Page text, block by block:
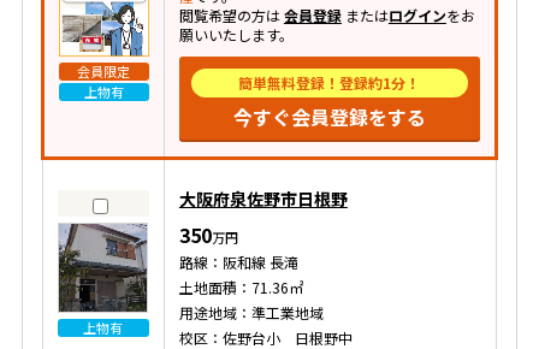
会員限定
上物有
閲覧希望の方は会員登録またはログインをお
願いいたします。
簡単無料登録！登録約1分！
今すぐ会員登録をする
上物有
大阪府泉佐野市日根野
350万円
路線：阪和線 長滝
土地面積：71.36㎡
用途地域：準工業地域
校区：佐野台小 日根野中